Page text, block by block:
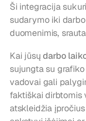
Ši integracija
sudarymo iki
duomenimis,
Kai jūsų darbo
sujungta su
vadovai gali
faktiškai dirbtomis
atskleidžia